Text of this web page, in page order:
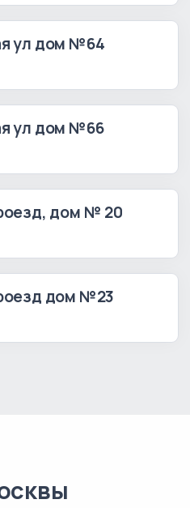
ул дом №64
ул дом №66
дом № 20
дом №23